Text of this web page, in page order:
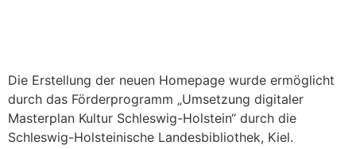
Die Erstellung der neuen Homepage wurde ermöglicht
durch das Förderprogramm „Umsetzung digitaler
Masterplan Kultur Schleswig-Holstein“ durch die
Schleswig-Holsteinische Landesbibliothek, Kiel.